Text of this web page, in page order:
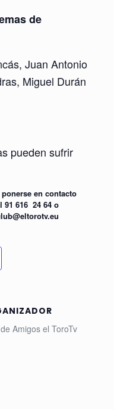
de
Juan Antonio
Miguel Durán
pueden sufrir
en contacto
616 24 64 o
Amigos el ToroTv